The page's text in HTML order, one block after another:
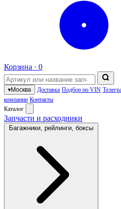
Корзина · 0
▾Москва Доставка Подбор по VIN
компании Контакты
Каталог
Запчасти и расходники
Багажники, рейлинги, боксы